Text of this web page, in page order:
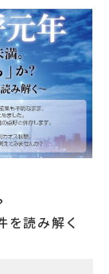
を読み解く